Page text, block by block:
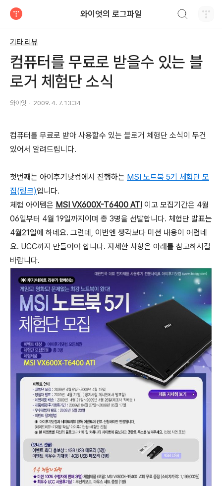
와이엇의 로그파일
기타 리뷰
컴퓨터를 무료로 받을수 있는 블
로거 체험단 소식
와이엇 2009. 4. 7. 13:34
컴퓨터를 무료로 받아 사용할수 있는 블로거 체험단 소식이 두건
있어서 알려드립니다.
첫번째는 아이후기닷컴에서 진행하는 MSI 노트북 5기 체험단 모
집(링크)입니다.
체험 아이템은 MSI VX600X-T6400 ATI 이고 모집기간은 4월
06일부터 4월 19일까지이며 총 3명을 선발합니다. 체험단 발표는
4월21일에 하네요. 그런데, 이번엔 생각보다 미션 내용이 어렵네
요. UCC까지 만들어야 합니다. 자세한 사항은 아래를 참고하시길
바랍니다.